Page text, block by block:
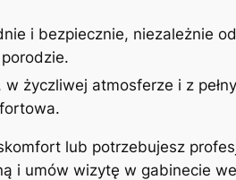
i bezpiecznie, niezależnie
życzliwej atmosferze i z
lub potrzebujesz
umów wizytę w gabinecie we